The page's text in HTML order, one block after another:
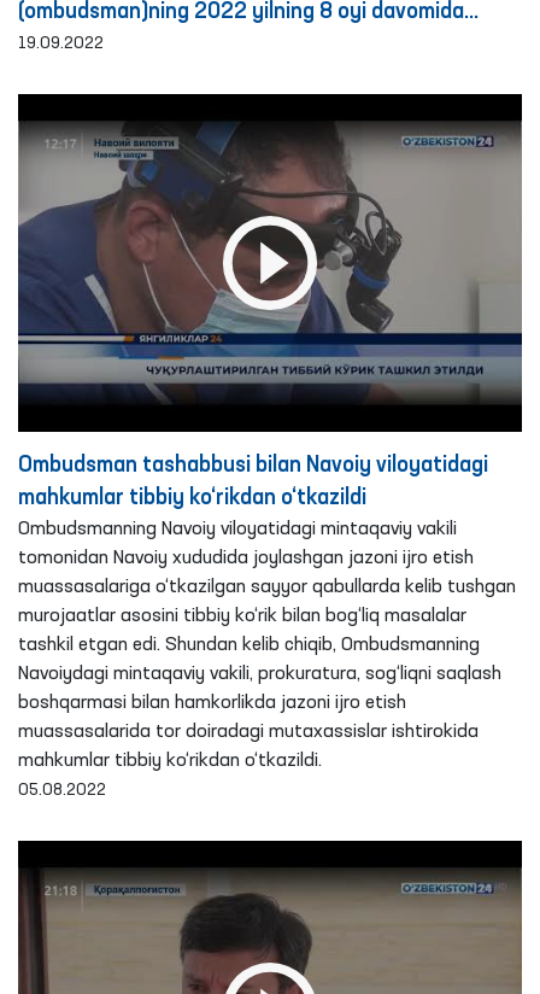
(ombudsman)ning 2022 yilning 8 oyi davomida
murojaatlar bilan ishlash bo‘yicha faoliyat
19.09.2022
Ombudsman tashabbusi bilan Navoiy viloyatidagi
mahkumlar tibbiy ko‘rikdan o‘tkazildi
Ombudsmanning Navoiy viloyatidagi mintaqaviy vakili
tomonidan Navoiy xududida joylashgan jazoni ijro etish
muassasalariga o‘tkazilgan sayyor qabullarda kelib tushgan
murojaatlar asosini tibbiy ko‘rik bilan bog‘liq masalalar
tashkil etgan edi. Shundan kelib chiqib, Ombudsmanning
Navoiydagi mintaqaviy vakili, prokuratura, sog‘liqni saqlash
boshqarmasi bilan hamkorlikda jazoni ijro etish
muassasalarida tor doiradagi mutaxassislar ishtirokida
mahkumlar tibbiy ko‘rikdan o‘tkazildi.
05.08.2022